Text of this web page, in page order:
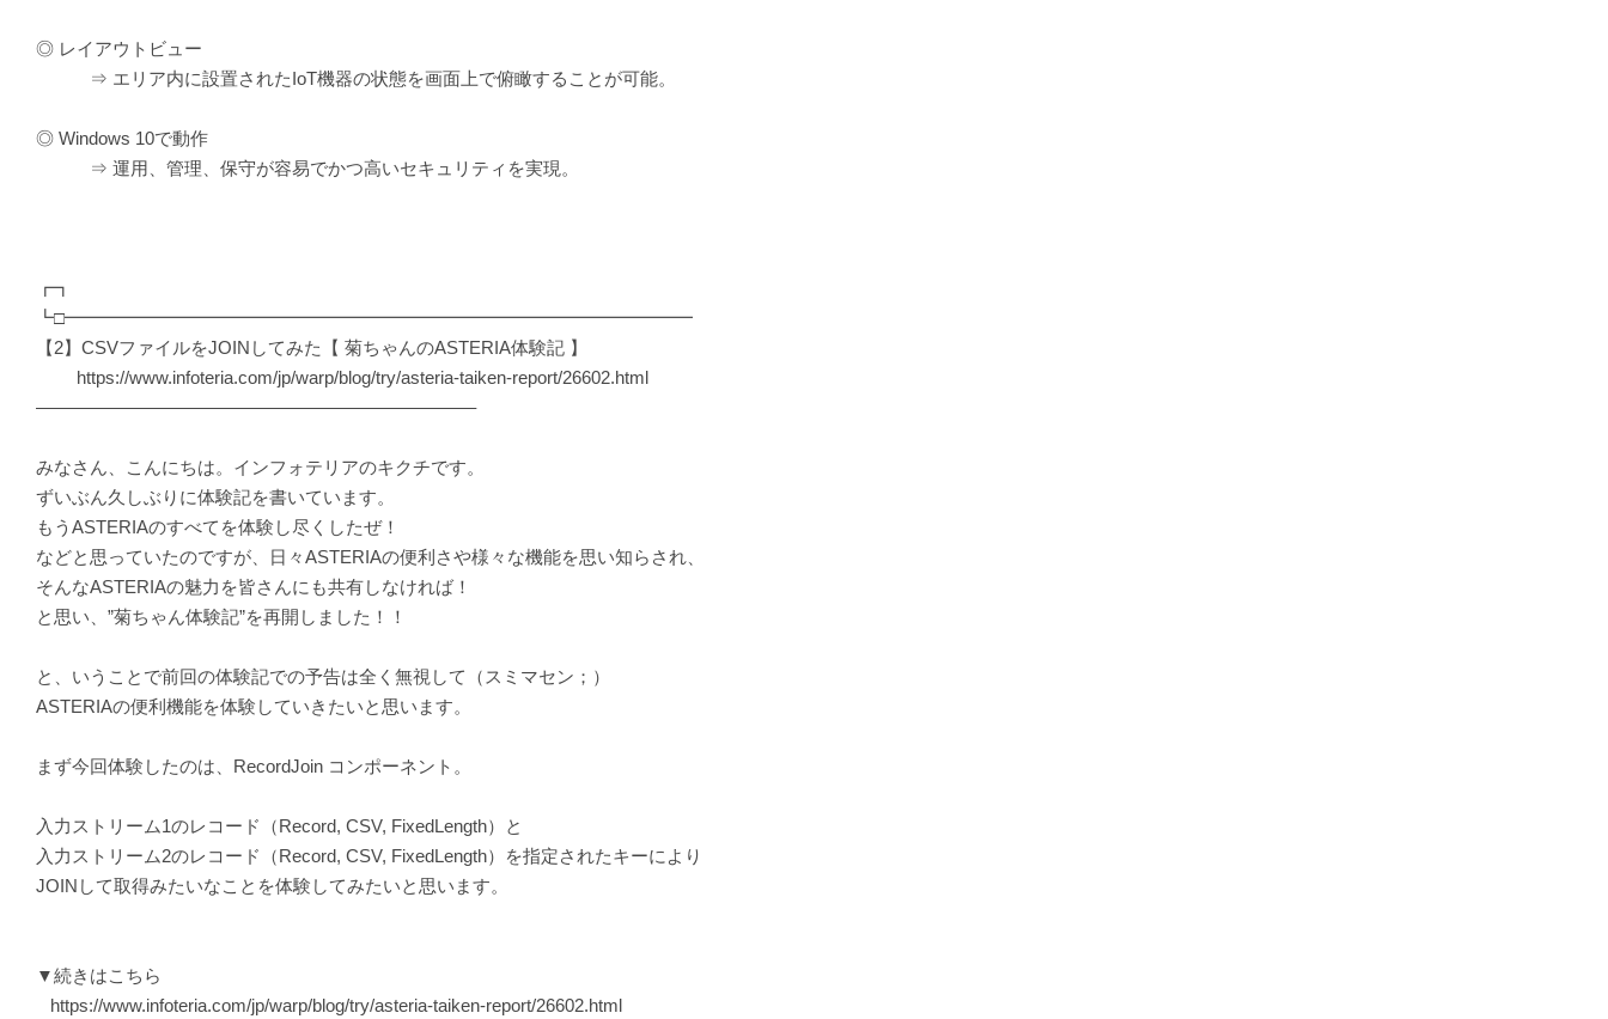
◎ レイアウトビュー
⇒ エリア内に設置されたIoT機器の状態を画面上で俯瞰することが可能。
◎ Windows 10で動作
⇒ 運用、管理、保守が容易でかつ高いセキュリティを実現。
┏┓
┗□━━━━━━━━━━━━━━━━━━━━━━━━━━━━━━━━━━━
【2】CSVファイルをJOINしてみた【 菊ちゃんのASTERIA体験記 】
https://www.infoteria.com/jp/warp/blog/try/asteria-taiken-report/26602.html
————————————————————————–
みなさん、こんにちは。インフォテリアのキクチです。
ずいぶん久しぶりに体験記を書いています。
もうASTERIAのすべてを体験し尽くしたぜ！
などと思っていたのですが、日々ASTERIAの便利さや様々な機能を思い知らされ、
そんなASTERIAの魅力を皆さんにも共有しなければ！
と思い、”菊ちゃん体験記”を再開しました！！
と、いうことで前回の体験記での予告は全く無視して（スミマセン；）
ASTERIAの便利機能を体験していきたいと思います。
まず今回体験したのは、RecordJoin コンポーネント。
入力ストリーム1のレコード（Record, CSV, FixedLength）と
入力ストリーム2のレコード（Record, CSV, FixedLength）を指定されたキーにより
JOINして取得みたいなことを体験してみたいと思います。
▼続きはこちら
https://www.infoteria.com/jp/warp/blog/try/asteria-taiken-report/26602.html